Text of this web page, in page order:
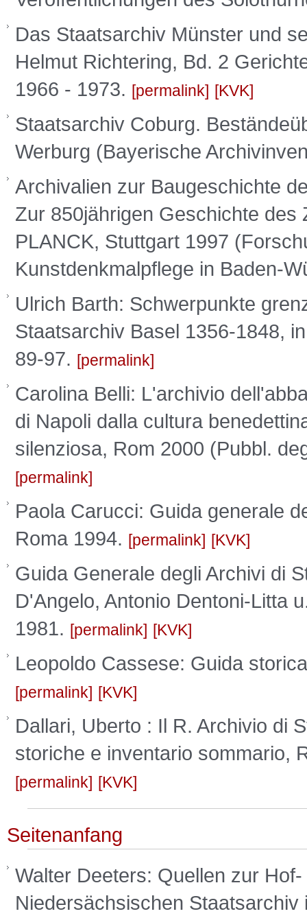
Das Staatsarchiv Münster und
Helmut Richtering, Bd. 2
1966 - 1973.
permalink KVK
Staatsarchiv Coburg.
Werburg (Bayerische
Archivalien zur Baugeschichte
Zur 850jährigen Geschichte
PLANCK, Stuttgart 1997
Kunstdenkmalpflege in Baden-
Ulrich Barth: Schwerpunkte
Staatsarchiv Basel 1356-1848,
89-97.
permalink
Carolina Belli: L'archivio
di Napoli dalla cultura
silenziosa, Rom 2000 (Pubbl.
permalink
Paola Carucci: Guida generale
Roma 1994.
permalink KVK
Guida Generale degli Archivi di
D'Angelo, Antonio Dentoni-Litta
1981.
permalink KVK
Leopoldo Cassese: Guida
permalink KVK
Dallari, Uberto : Il R. Archivio di
storiche e inventario sommario,
permalink KVK
Seitenanfang
Walter Deeters: Quellen zur
Niedersächsischen